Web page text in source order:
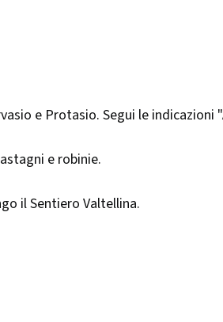
e Protasio. Segui le
e robinie.
il Sentiero Valtellina.